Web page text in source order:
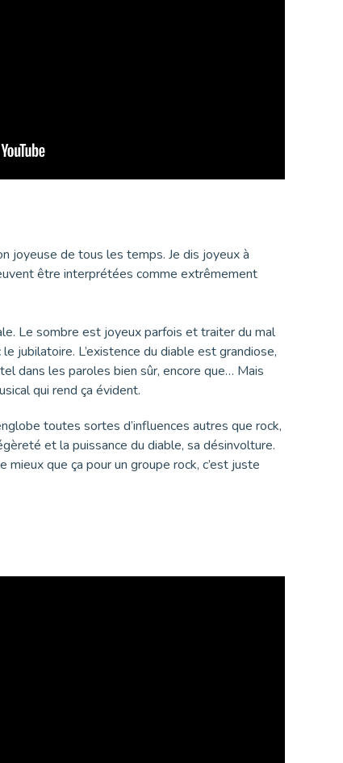
joyeuse de tous les temps. Je dis joyeux à
être interprétées comme extrêmement
Le sombre est joyeux parfois et traiter du mal
jubilatoire. L’existence du diable est grandiose,
dans les paroles bien sûr, encore que… Mais
qui rend ça évident.
toutes sortes d’influences autres que rock,
et la puissance du diable, sa désinvolture.
que ça pour un groupe rock, c’est juste